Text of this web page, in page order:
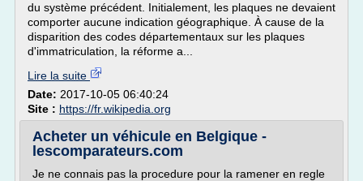
du système précédent. Initialement, les plaques ne devaient
comporter aucune indication géographique. À cause de la
disparition des codes départementaux sur les plaques
d'immatriculation, la réforme a...
Lire la suite
Date: 2017-10-05 06:40:24
Site : https://fr.wikipedia.org
Acheter un véhicule en Belgique -
lescomparateurs.com
Je ne connais pas la procedure pour la ramener en regle